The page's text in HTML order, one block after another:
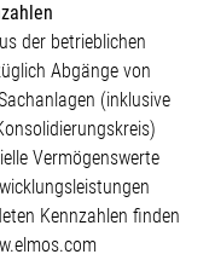
der betrieblichen
Abgänge von
(inklusive
Vermögenswerte
Kennzahlen finden